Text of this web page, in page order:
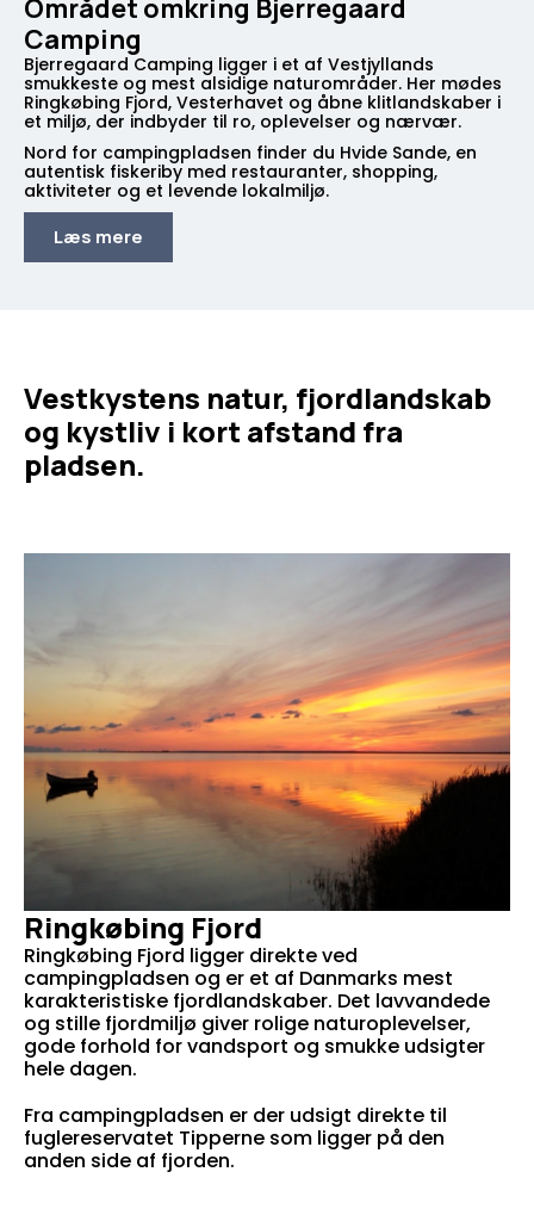
Området omkring Bjerregaard
Camping
Bjerregaard Camping ligger i et af Vestjyllands
smukkeste og mest alsidige naturområder. Her mødes
Ringkøbing Fjord, Vesterhavet og åbne klitlandskaber i
et miljø, der indbyder til ro, oplevelser og nærvær.
Nord for campingpladsen finder du Hvide Sande, en
autentisk fiskeriby med restauranter, shopping,
aktiviteter og et levende lokalmiljø.
Læs mere
Vestkystens natur, fjordlandskab
og kystliv i kort afstand fra
pladsen.
Ringkøbing Fjord
Ringkøbing Fjord ligger direkte ved
campingpladsen og er et af Danmarks mest
karakteristiske fjordlandskaber. Det lavvandede
og stille fjordmiljø giver rolige naturoplevelser,
gode forhold for vandsport og smukke udsigter
hele dagen.
Fra campingpladsen er der udsigt direkte til
fuglereservatet Tipperne som ligger på den
anden side af fjorden.